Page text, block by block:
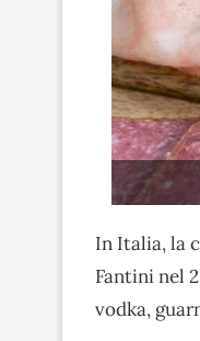
In Italia, la
Fantini nel
vodka,